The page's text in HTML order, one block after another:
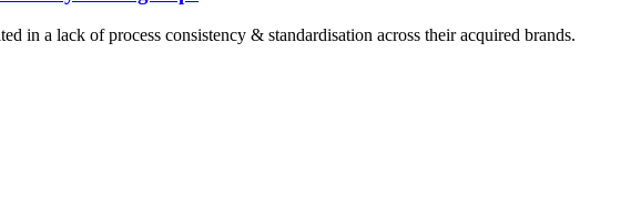
in a lack of process consistency & standardisation across their acquired brands.